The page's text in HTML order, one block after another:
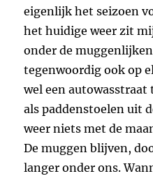
eigenlijk het seizoen
het huidige weer zit
onder de
tegenwoordig ook op
wel een autowasstraat
als paddenstoelen uit
weer niets met de
De muggen blijven,
langer onder ons.